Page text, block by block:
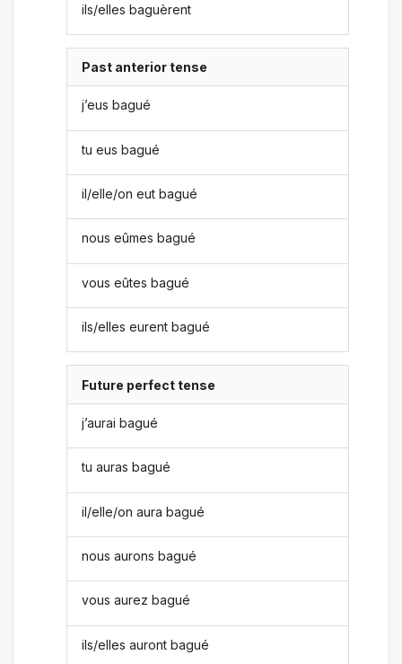
ils/elles baguèrent
Past anterior tense
j’eus bagué
tu eus bagué
il/elle/on eut bagué
nous eûmes bagué
vous eûtes bagué
ils/elles eurent bagué
Future perfect tense
j’aurai bagué
tu auras bagué
il/elle/on aura bagué
nous aurons bagué
vous aurez bagué
ils/elles auront bagué